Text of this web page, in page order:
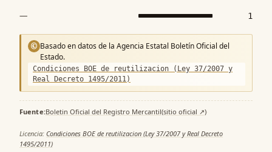
— 1
© Basado en datos de la Agencia Estatal Boletín Oficial del
Estado.
Condiciones BOE de reutilizacion (Ley 37/2007 y
Real Decreto 1495/2011)
Fuente:Boletin Oficial del Registro Mercantil(sitio oficial ↗)·
Licencia: Condiciones BOE de reutilizacion (Ley 37/2007 y Real Decreto
1495/2011)